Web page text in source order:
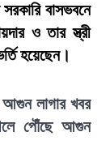
সরকারি বাসভবনে
ও তার স্ত্রী
হয়েছেন।
লাগার খবর
পৌঁছে আগুন